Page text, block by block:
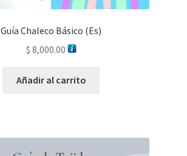
Guía Chaleco Básico (Es)
$ 8,000.00
Añadir al carrito